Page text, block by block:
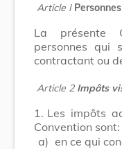
Article I
La présente
personnes qui
contractant ou
Article 2 Impôts
1. Les impôts
Convention sont:
a) en ce qui